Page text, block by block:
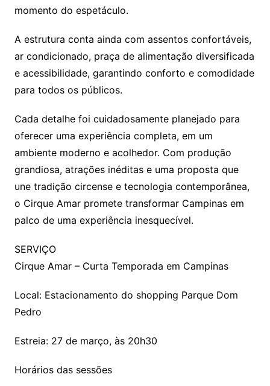
momento do espetáculo.
A estrutura conta ainda com assentos confortáveis,
ar condicionado, praça de alimentação diversificada
e acessibilidade, garantindo conforto e comodidade
para todos os públicos.
Cada detalhe foi cuidadosamente planejado para
oferecer uma experiência completa, em um
ambiente moderno e acolhedor. Com produção
grandiosa, atrações inéditas e uma proposta que
une tradição circense e tecnologia contemporânea,
o Cirque Amar promete transformar Campinas em
palco de uma experiência inesquecível.
SERVIÇO
Cirque Amar – Curta Temporada em Campinas
Local: Estacionamento do shopping Parque Dom
Pedro
Estreia: 27 de março, às 20h30
Horários das sessões